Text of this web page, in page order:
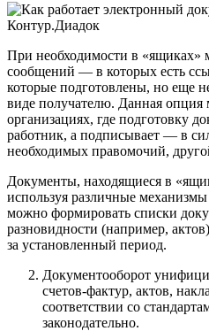
При необходимости в «ящиках»
сообщений — в которых есть
которые подготовлены, но еще
виде получателю. Данная опция
организациях, где подготовку
работник, а подписывает — в
необходимых правомочий,
Документы, находящиеся в
используя различные
можно формировать списки
разновидности (например,
за установленный период.
Документооборот
счетов-фактур, актов,
соответствии со
законодательно.